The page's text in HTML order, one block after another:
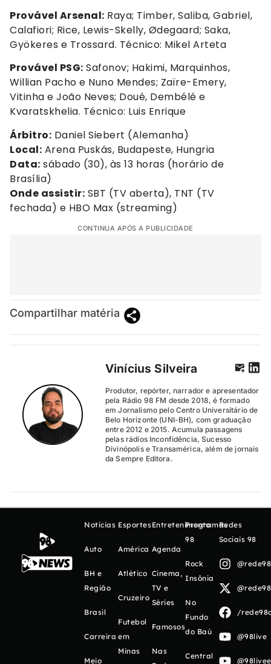
Provável Arsenal: Raya; Timber, Saliba, Gabriel,
Calafiori; Rice, Lewis-Skelly, Ødegaard; Saka,
Gyökeres e Trossard. Técnico: Mikel Arteta
Provável PSG: Safonov; Hakimi, Marquinhos,
Willian Pacho e Nuno Mendes; Zaïre-Emery,
Vitinha e João Neves; Doué, Dembélé e
Kvaratskhelia. Técnico: Luis Enrique
Árbitro: Daniel Siebert (Alemanha)
Local: Arena Puskás, Budapeste, Hungria
Data: sábado (30), às 13 horas (horário de
Brasília)
Onde assistir: SBT (TV aberta), TNT (TV
fechada) e HBO Max (streaming)
CONTINUA APÓS A PUBLICIDADE
Compartilhar matéria
Vinícius Silveira
Produtor, repórter, narrador e apresentador
pela Rádio 98 FM desde 2018, é formado
em Jornalismo pelo Centro Universitário de
Belo Horizonte (UNI-BH), com graduação
entre 2012 e 2015. Acumula passagens
pelas rádios Inconfidência, Sucesso
Divinópolis e Transamérica, além de jornais
da Sempre Editora.
Notícias
Auto
BH e
Região
Brasil
Carreira
Meio
Esportes
América
Atlético
Cruzeiro
Futebol
em
Minas
Entretenimento
Agenda
Cinema,
TV e
Séries
Famosos
Nas
Programas
98
Rock
Insônia
No
Fundo
do Baú
Central
Redes
Sociais 98
/
@98live